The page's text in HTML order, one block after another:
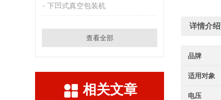
下凹式真空包装机
查看全部
相关文章
详情介绍
品牌
适用对象
电压